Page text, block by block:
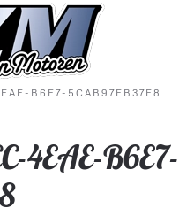
gaan
B6E7-5CAB97FB37E8
4EAE-B6E7-